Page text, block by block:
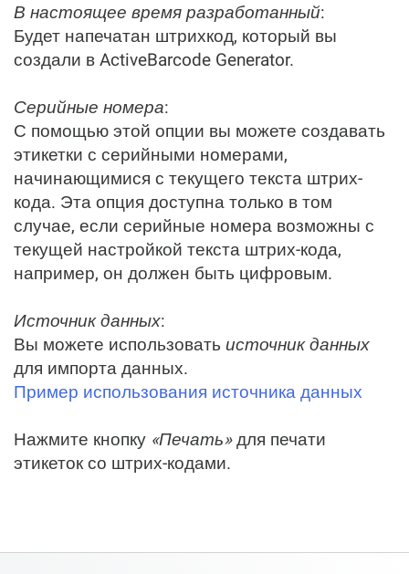
В настоящее время разработанный:
Будет напечатан штрихкод, который вы
создали в ActiveBarcode Generator.
Серийные номера:
С помощью этой опции вы можете создавать
этикетки с серийными номерами,
начинающимися с текущего текста штрих-
кода. Эта опция доступна только в том
случае, если серийные номера возможны с
текущей настройкой текста штрих-кода,
например, он должен быть цифровым.
Источник данных:
Вы можете использовать источник данных
для импорта данных.
Пример использования источника данных
Нажмите кнопку «Печать»для печати
этикеток со штрих-кодами.